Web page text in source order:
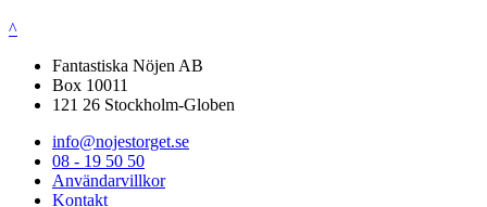
^
Fantastiska Nöjen AB
Box 10011
121 26 Stockholm-Globen
info@nojestorget.se
08 - 19 50 50
Användarvillkor
Kontakt